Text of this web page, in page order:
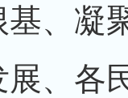
、凝
、各